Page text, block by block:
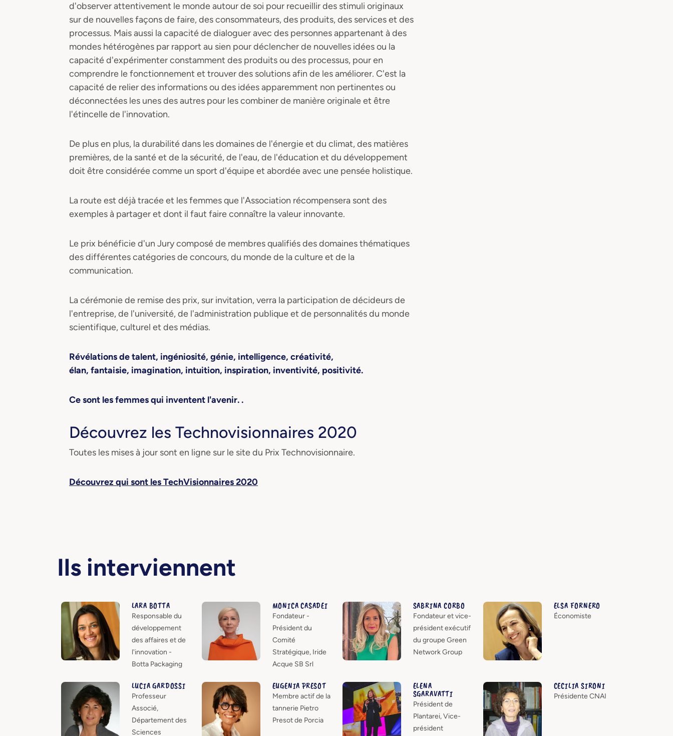
d'observer attentivement le monde autour de soi pour recueillir des stimuli originaux
sur de nouvelles façons de faire, des consommateurs, des produits, des services et des
processus. Mais aussi la capacité de dialoguer avec des personnes appartenant à des
mondes hétérogènes par rapport au sien pour déclencher de nouvelles idées ou la
capacité d'expérimenter constamment des produits ou des processus, pour en
comprendre le fonctionnement et trouver des solutions afin de les améliorer. C'est la
capacité de relier des informations ou des idées apparemment non pertinentes ou
déconnectées les unes des autres pour les combiner de manière originale et être
l'étincelle de l'innovation.
De plus en plus, la durabilité dans les domaines de l'énergie et du climat, des matières
premières, de la santé et de la sécurité, de l'eau, de l'éducation et du développement
doit être considérée comme un sport d'équipe et abordée avec une pensée holistique.
La route est déjà tracée et les femmes que l'Association récompensera sont des
exemples à partager et dont il faut faire connaître la valeur innovante.
Le prix bénéficie d'un Jury composé de membres qualifiés des domaines thématiques
des différentes catégories de concours, du monde de la culture et de la
communication.
La cérémonie de remise des prix, sur invitation, verra la participation de décideurs de
l'entreprise, de l'université, de l'administration publique et de personnalités du monde
scientifique, culturel et des médias.
Révélations de talent, ingéniosité, génie, intelligence, créativité,
élan, fantaisie, imagination, intuition, inspiration, inventivité, positivité.
Ce sont les femmes qui inventent l'avenir..
Découvrez les Technovisionnaires 2020
Toutes les mises à jour sont en ligne sur le site du Prix Technovisionnaire.
Découvrez qui sont les TechVisionnaires 2020
Ils interviennent
LARA BOTTA
Responsable du
développement
des affaires et de
l'innovation -
Botta Packaging
MONICA CASADEI
Fondateur -
Président du
Comité
Stratégique, Iride
Acque SB Srl
SABRINA CORBO
Fondateur et vice-
président exécutif
du groupe Green
Network Group
ELSA FORNERO
Économiste
LUCIA GARDOSSI
Professeur
Associé,
Département des
Sciences
EUGENIA PRESOT
Membre actif de la
tannerie Pietro
Presot de Porcia
ELENA
SGARAVATTI
Président de
Plantarei, Vice-
président
CECILIA SIRONI
Présidente CNAI